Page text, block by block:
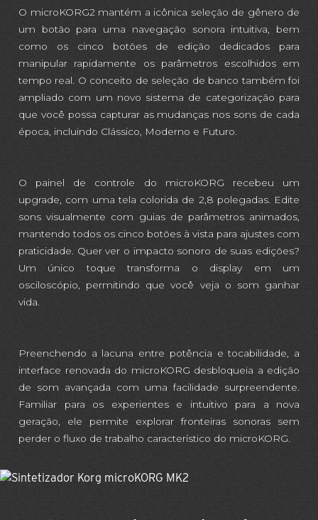
O microKORG2 mantém a icônica seleção de gênero de
um botão para uma navegação sonora intuitiva, bem
como os cinco botões de edição dedicados para
manipular rapidamente os parâmetros escolhidos em
tempo real. O conceito de seleção de banco também foi
ampliado com um novo sistema de categorização para
que você possa capturar as mudanças nos sons de cada
época, incluindo Clássico, Moderno e Futuro.
O painel de controle do microKORG recebeu um
upgrade, com uma tela colorida de 2,8 polegadas. Edite
sons visualmente com guias de parâmetros animados,
mantendo todos os cinco botões à vista para ajustes com
praticidade. Quer ver o impacto sonoro de suas edições?
Um único toque transforma o display em um
osciloscópio, permitindo que você veja o som ganhar
vida.
Preenchendo a lacuna entre potência e tocabilidade, a
interface renovada do microKORG desbloqueia a edição
de som avançada com uma facilidade surpreendente.
Familiar para os experientes e intuitivo para a nova
geração, ele permite explorar fronteiras sonoras sem
perder o fluxo de trabalho característico do microKORG.